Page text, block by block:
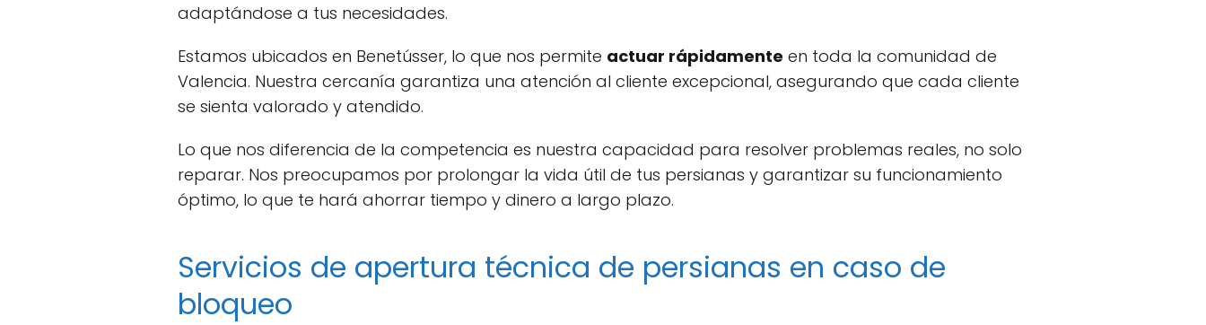
adaptándose a tus necesidades.
Estamos ubicados en Benetússer, lo que nos permite actuar rápidamente en toda la comunidad de
Valencia. Nuestra cercanía garantiza una atención al cliente excepcional, asegurando que cada cliente
se sienta valorado y atendido.
Lo que nos diferencia de la competencia es nuestra capacidad para resolver problemas reales, no solo
reparar. Nos preocupamos por prolongar la vida útil de tus persianas y garantizar su funcionamiento
óptimo, lo que te hará ahorrar tiempo y dinero a largo plazo.
Servicios de apertura técnica de persianas en caso de
bloqueo